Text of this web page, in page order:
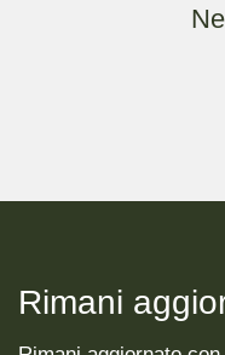
Rimani